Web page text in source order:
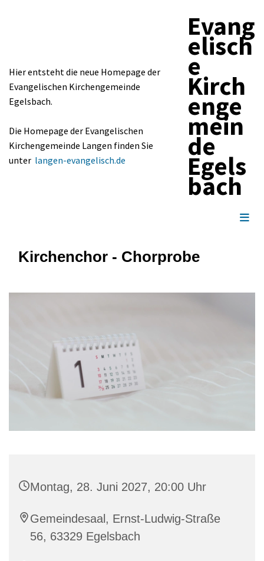
Hier entsteht die neue Homepage der
Evangelischen Kirchengemeinde
Egelsbach.
Die Homepage der Evangelischen
Kirchengemeinde Langen finden Sie
unter langen-evangelisch.de
Evang
elisch
e
Kirch
enge
mein
de
Egels
bach
Kirchenchor - Chorprobe
Montag, 28. Juni 2027, 20:00 Uhr
Gemeindesaal, Ernst-Ludwig-Straße
56, 63329 Egelsbach